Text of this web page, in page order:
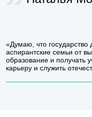
«Думаю, что государство
аспирантские семьи от
образование и получать
карьеру и служить